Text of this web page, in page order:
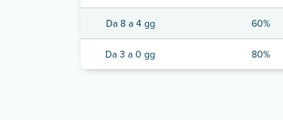
Da 8 a 4 gg 60%
Da 3 a 0 gg 80%